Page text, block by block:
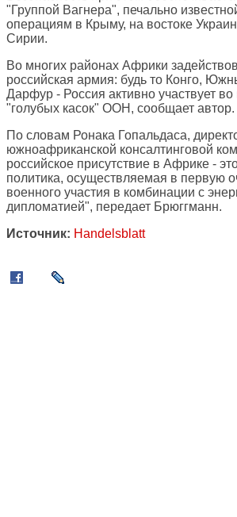
"Группой Вагнера", печально
операциям в Крыму, на востоке
Сирии.
Во многих районах Африки
российская армия: будь то Конго,
Дарфур - Россия активно участвует
"голубых касок" ООН, сообщает автор.
По словам Ронака Гопальдаса,
южноафриканской консалтинговой
российское присутствие в Африке -
политика, осуществляемая в первую
военного участия в комбинации с
дипломатией", передает Брюггманн.
Источник: Handelsblatt